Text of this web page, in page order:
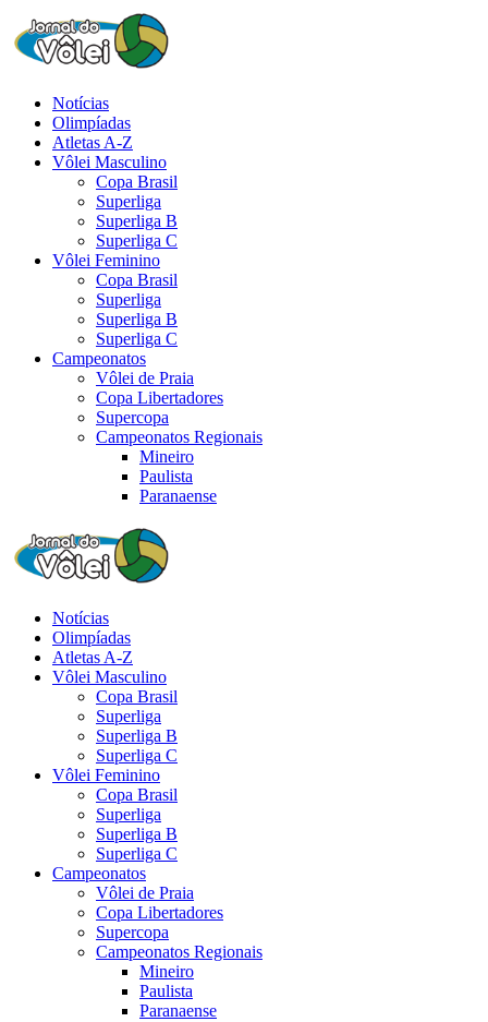
Notícias
Olimpíadas
Atletas A-Z
Vôlei Masculino
Copa Brasil
Superliga
Superliga B
Superliga C
Vôlei Feminino
Copa Brasil
Superliga
Superliga B
Superliga C
Campeonatos
Vôlei de Praia
Copa Libertadores
Supercopa
Campeonatos Regionais
Mineiro
Paulista
Paranaense
Notícias
Olimpíadas
Atletas A-Z
Vôlei Masculino
Copa Brasil
Superliga
Superliga B
Superliga C
Vôlei Feminino
Copa Brasil
Superliga
Superliga B
Superliga C
Campeonatos
Vôlei de Praia
Copa Libertadores
Supercopa
Campeonatos Regionais
Mineiro
Paulista
Paranaense